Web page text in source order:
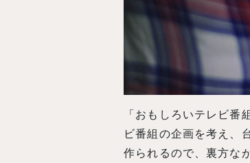
「おもしろいテレビ
ビ番組の企画を考え、
作られるので、裏方な